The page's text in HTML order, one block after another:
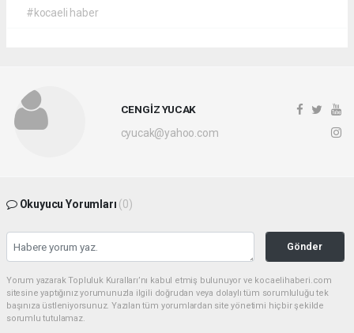
#kocaeli haber
CENGİZ YUCAK
cyucak@yahoo.com
Okuyucu Yorumları (0)
Gönder
Yorum yazarak Topluluk Kuralları’nı kabul etmiş bulunuyor ve kocaelihaberi.com
sitesine yaptığınız yorumunuzla ilgili doğrudan veya dolaylı tüm sorumluluğu tek
başınıza üstleniyorsunuz. Yazılan tüm yorumlardan site yönetimi hiçbir şekilde
sorumlu tutulamaz.